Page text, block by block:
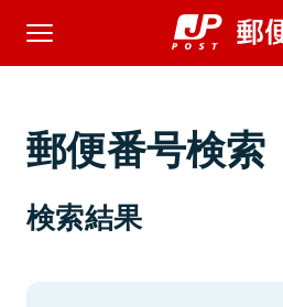
郵便番号検索
検索結果